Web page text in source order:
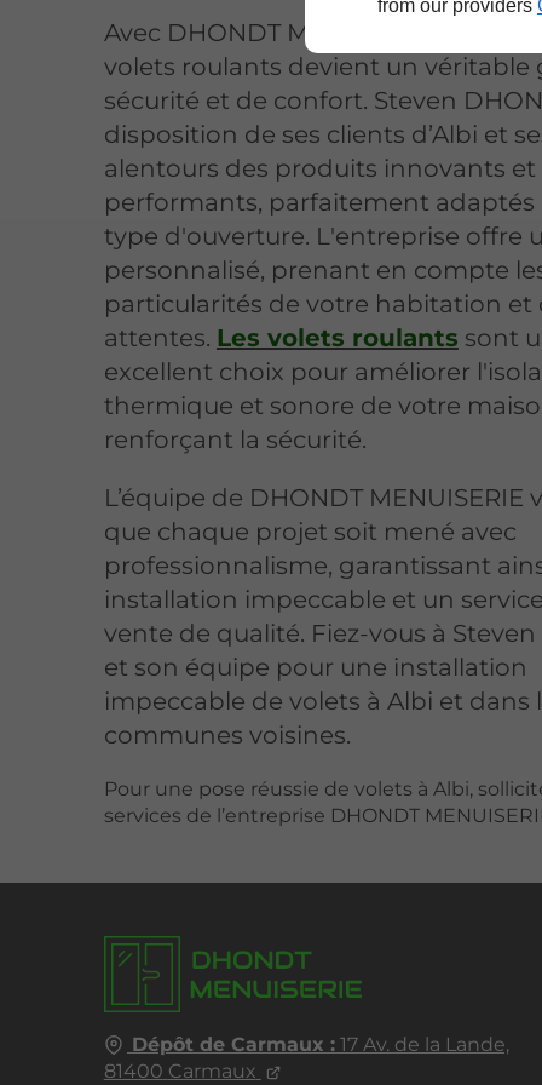
from our providers
Avec DHONDT MENUISERIE,
volets roulants devient un véritable
sécurité et de confort. Steven
disposition de ses clients d’Albi et
alentours des produits innovants et
performants, parfaitement adaptés
type d'ouverture. L'entreprise offre
personnalisé, prenant en compte
particularités de votre habitation et
attentes. Les volets roulants sont
excellent choix pour améliorer
thermique et sonore de votre
renforçant la sécurité.
L’équipe de DHONDT MENUISERIE
que chaque projet soit mené avec
professionnalisme, garantissant
installation impeccable et un
vente de qualité. Fiez-vous à
et son équipe pour une installation
impeccable de volets à Albi et dans
communes voisines.
Pour une pose réussie de volets à Albi,
services de l’entreprise DHONDT
Dépôt de Carmaux :17 Av. de la Lande,
81400 Carmaux